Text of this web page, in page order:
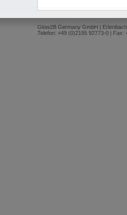
Glow2B Germany GmbH |
Telefon: +49 (0)2195 92773-0 | Fax: